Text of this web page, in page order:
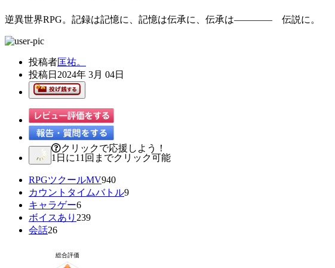
逆異世界RPG。記録は記憶に、記憶は伝承に、伝承は―――― 伝説に。
投稿者匡祐。
投稿日 2024年 3月 04日
クリックで応援しよう！
1日に11回までクリック可能
RPGツクールMV940
カウントタイムバトル9
キャラゲー6
ボイスあり 239
会話26